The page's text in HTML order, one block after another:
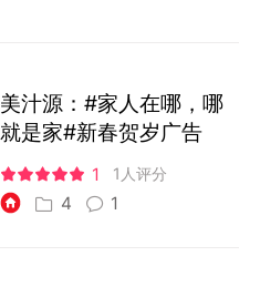
美汁源：#家人在哪，哪
就是家#新春贺岁广告
1 1人评分
4 1